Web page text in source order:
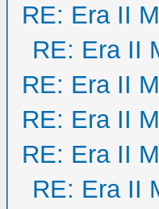
RE: Era II
RE: Era II
RE: Era II
RE: Era II
RE: Era II
RE: Era II